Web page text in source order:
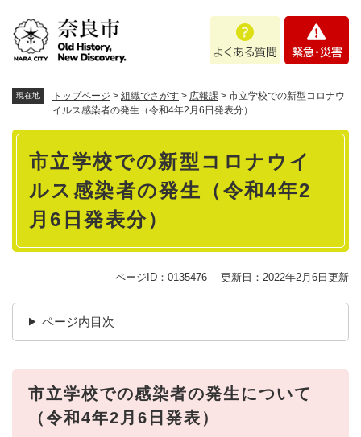
あ
問
・
現在地 トップページ > 組織でさがす > 広報課 > 市立学校での新型コロナウ
イルス感染者の発生（令和4年2月6日発表分）
本
市立学校での新型コロナウイ
ルス感染者の発生（令和4年2
月6日発表分）
ページID：0135476 更新日：2022年2月6日更新
ページ内目次
​​市立学校での感染者の発生について
（令和4年2月6日発表）